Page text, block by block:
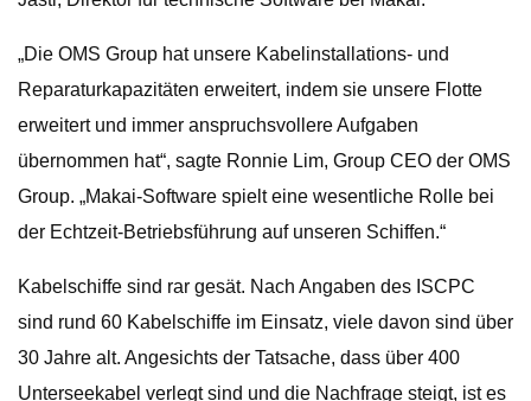
„Die OMS Group hat unsere Kabelinstallations- und
Reparaturkapazitäten erweitert, indem sie unsere Flotte
erweitert und immer anspruchsvollere Aufgaben
übernommen hat“, sagte Ronnie Lim, Group CEO der OMS
Group. „Makai-Software spielt eine wesentliche Rolle bei
der Echtzeit-Betriebsführung auf unseren Schiffen.“
Kabelschiffe sind rar gesät. Nach Angaben des ISCPC
sind rund 60 Kabelschiffe im Einsatz, viele davon sind über
30 Jahre alt. Angesichts der Tatsache, dass über 400
Unterseekabel verlegt sind und die Nachfrage steigt, ist es